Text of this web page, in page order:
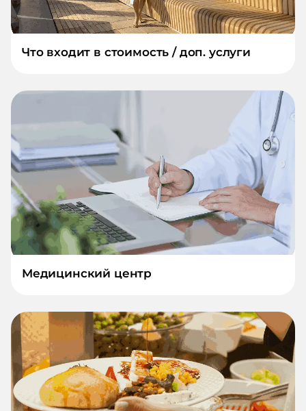
Что входит в стоимость / доп. услуги
Медицинский центр